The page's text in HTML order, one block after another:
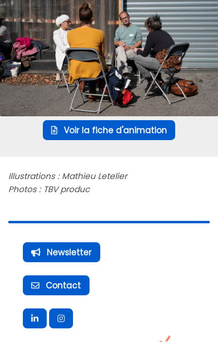
Voir la fiche d'animation
Illustrations : Mathieu Letelier
Photos : TBV produc
Newsletter
Contact